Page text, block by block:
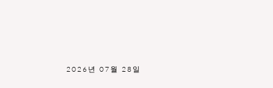
2026년 07월 28일